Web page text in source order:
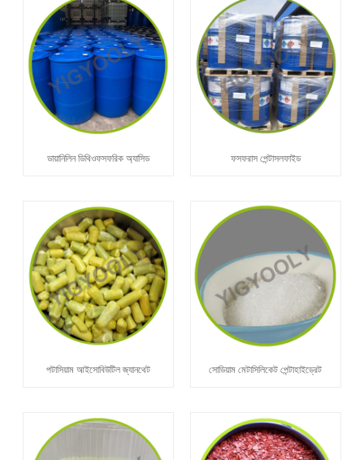
ডায়ানিলিন ডিথিওফসফরিক অ্যাসিড ফসফরাস পেন্টাসলফাইড
পটাসিয়াম আইসোবিউটিল জ্যানথেট সোডিয়াম মেটাসিলিকেট পেন্টাহাইড্রেট